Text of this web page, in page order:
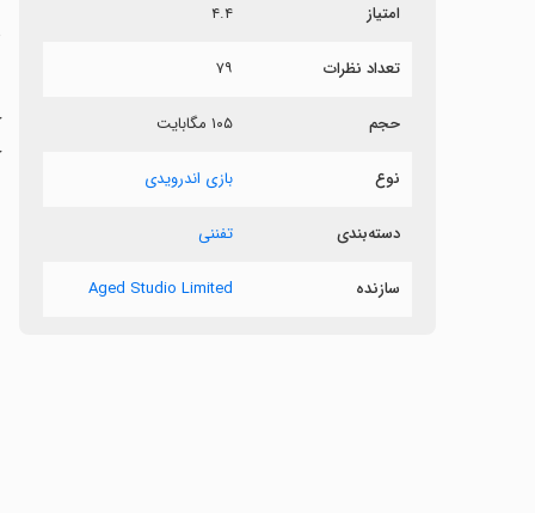
امتیاز ۴.۴
تعداد نظرات ۷۹
حجم ۱۰۵ مگابایت
نوع بازی اندرویدی
دسته‌بندی تفننی
سازنده Aged Studio Limited